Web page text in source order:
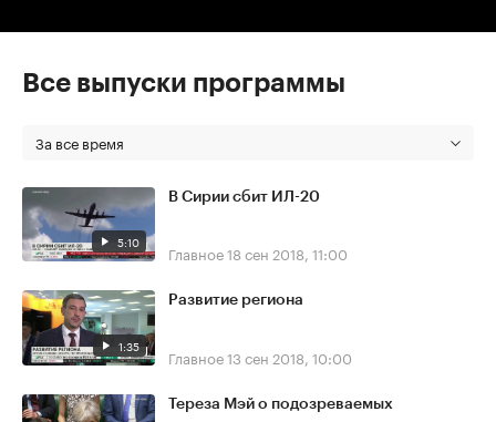
Все выпуски программы
За все время
5:10
В Сирии сбит ИЛ-20
Главное18 сен 2018, 11:00
1:35
Развитие региона
Главное13 сен 2018, 10:00
Тереза Мэй о подозреваемых